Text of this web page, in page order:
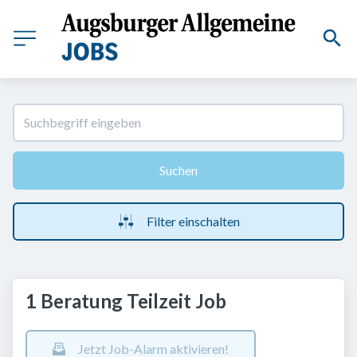
Suchen
Filter einschalten
1 Beratung Teilzeit Job
Jetzt Job-Alarm aktivieren!